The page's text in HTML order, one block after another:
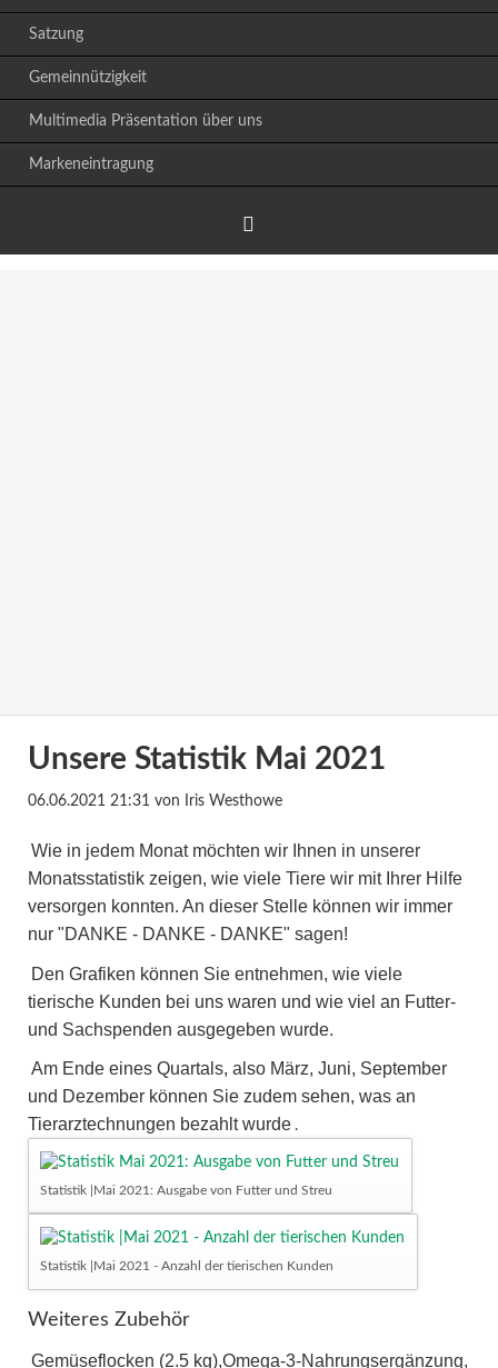
Satzung
Gemeinnützigkeit
Multimedia Präsentation über uns
Markeneintragung
Unsere Statistik Mai 2021
06.06.2021 21:31von Iris Westhowe
Wie in jedem Monat möchten wir Ihnen in unserer
Monatsstatistik zeigen, wie viele Tiere wir mit Ihrer Hilfe
versorgen konnten. An dieser Stelle können wir immer
nur "DANKE - DANKE - DANKE" sagen!
Den Grafiken können Sie entnehmen, wie viele
tierische Kunden bei uns waren und wie viel an Futter-
und Sachspenden ausgegeben wurde.
Am Ende eines Quartals, also März, Juni, September
und Dezember können Sie zudem sehen, was an
Tierarztechnungen bezahlt wurde .
Statistik |Mai 2021: Ausgabe von Futter und Streu
Statistik |Mai 2021 - Anzahl der tierischen Kunden
Weiteres Zubehör
Gemüseflocken (2.5 kg),Omega-3-Nahrungsergänzung,